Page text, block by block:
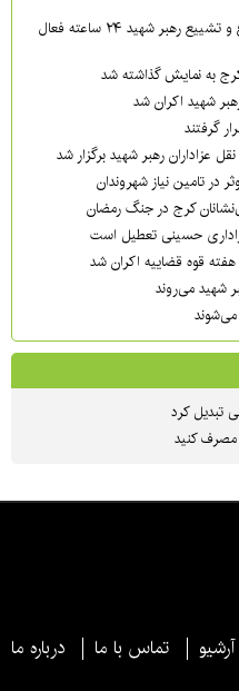
ناوگان حمل‌ونقل عمومی البرز در ایام وداع و تشییع رهبر شهید ۲۴ ساعته فعال
به نمایش گذاشته شد
شهید اکران شد
گرفتند
رهبر شهید برگزار شد
در تامین نیاز شهروندان
کرج در جنگ رمضان
عزاداری حسینی تعطیل است
قوه قضاییه اکران شد
شهید می‌روند
تبدیل کرد
مصرف کنید
آرشیو تماس با ما درباره ما